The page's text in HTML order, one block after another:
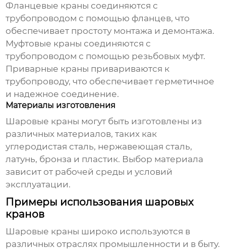
Фланцевые краны соединяются с
трубопроводом с помощью фланцев, что
обеспечивает простоту монтажа и демонтажа.
Муфтовые краны соединяются с
трубопроводом с помощью резьбовых муфт.
Приварные краны привариваются к
трубопроводу, что обеспечивает герметичное
и надежное соединение.
Материалы изготовления
Шаровые краны могут быть изготовлены из
различных материалов, таких как
углеродистая сталь, нержавеющая сталь,
латунь, бронза и пластик. Выбор материала
зависит от рабочей среды и условий
эксплуатации.
Примеры использования шаровых
кранов
Шаровые краны широко используются в
различных отраслях промышленности и в быту.